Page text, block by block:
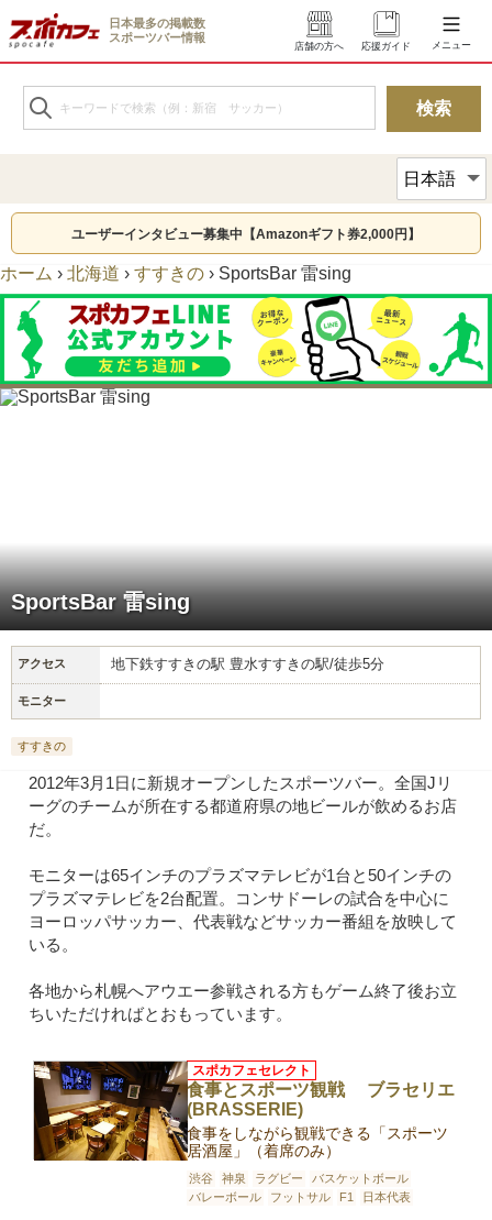
日本最多の掲載数
スポーツバー情報
店舗の方へ 応援ガイド メニュー
ユーザーインタビュー募集中【Amazonギフト券2,000円】
ホーム › 北海道 › すすきの › SportsBar 雷sing
SportsBar 雷sing
アクセス 地下鉄すすきの駅 豊水すすきの駅/徒歩5分
モニター
すすきの
2012年3月1日に新規オープンしたスポーツバー。全国Jリ
ーグのチームが所在する都道府県の地ビールが飲めるお店
だ。
モニターは65インチのプラズマテレビが1台と50インチの
プラズマテレビを2台配置。コンサドーレの試合を中心に
ヨーロッパサッカー、代表戦などサッカー番組を放映して
いる。
各地から札幌へアウエー参戦される方もゲーム終了後お立
ちいただければとおもっています。
食事とスポーツ観戦 ブラセリエ
(BRASSERIE)
スポカフェセレクト
食事をしながら観戦できる「スポーツ
居酒屋」（着席のみ）
渋谷 神泉 ラグビー
バスケットボール
バレーボール
フットサル F1 日本代表